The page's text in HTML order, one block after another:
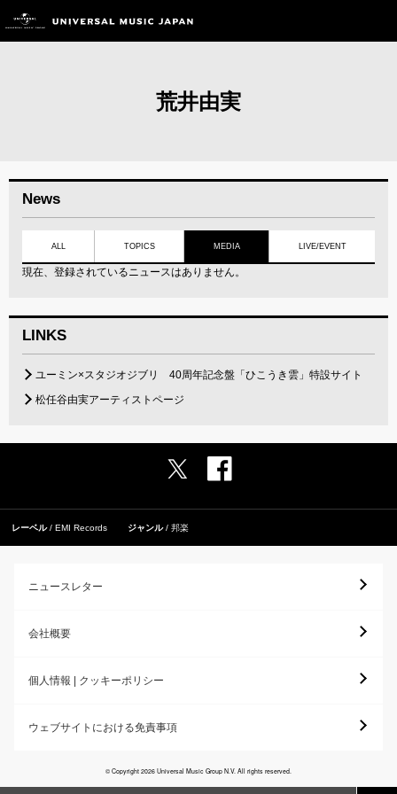
荒井由実
News
ALL TOPICS MEDIA LIVE/EVENT
現在、登録されているニュースはありません。
LINKS
ユーミン×スタジオジブリ 40周年記念盤「ひこうき雲」特設サイト
松任谷由実アーティストページ
レーベル EMI Records ジャンル 邦楽
ニュースレター
会社概要
個人情報 | クッキーポリシー
ウェブサイトにおける免責事項
© Copyright 2026 Universal Music Group N.V. All rights reserved.